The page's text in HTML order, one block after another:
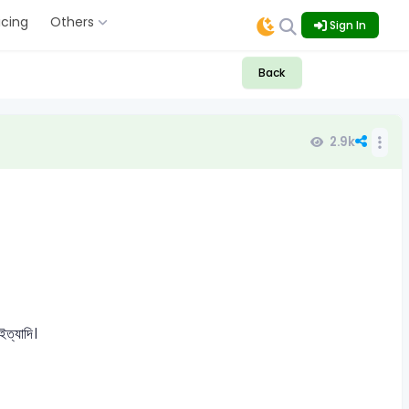
Others Sign In
Back
2.9k